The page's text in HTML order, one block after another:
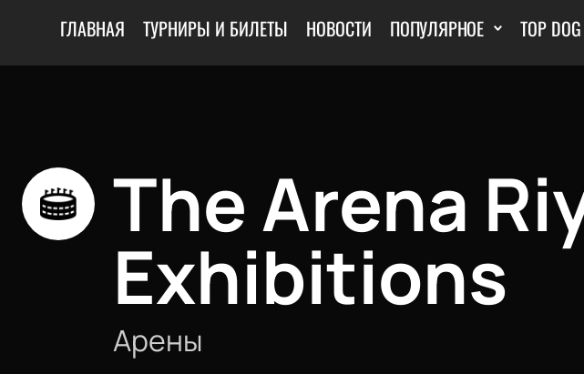
ГЛАВНАЯ ТУРНИРЫ И БИЛЕТЫ НОВОСТИ ПОПУЛЯРНОЕ TOP DOG
The Arena
Exhibitions
Арены